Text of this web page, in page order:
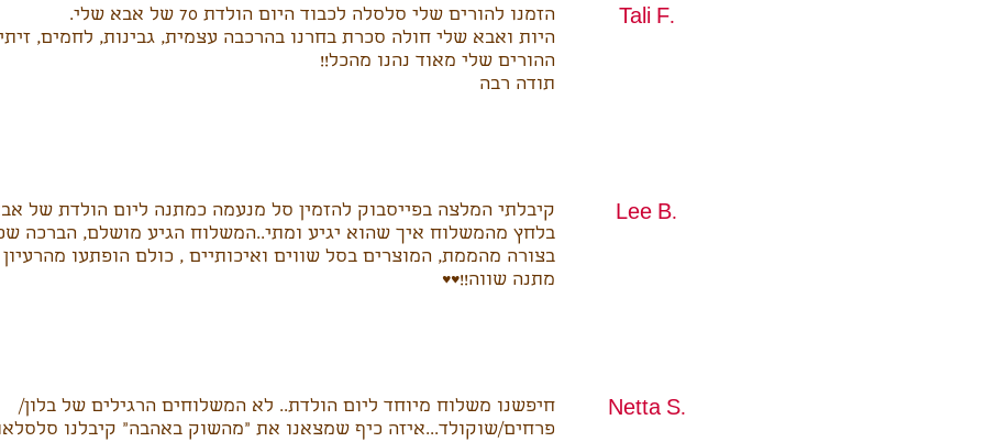
הזמנו להורים שלי סלסלה לכבוד היום הולדת 70 של אבא שלי.
היות ואבא שלי חולה סכרת בחרנו בהרכבה עצמית, גבינות, לחמים,
ההורים שלי מאוד נהנו מהכל!!
תודה רבה
Tali F.
קיבלתי המלצה בפייסבוק להזמין סל מנעמה כמתנה ליום הולדת של
בלחץ מהמשלוח איך שהוא יגיע ומתי..המשלוח הגיע מושלם, הברכה
בצורה מהממת, המוצרים בסל שווים ואיכותיים , כולם הופתעו
מתנה שווה!!♥️♥️
Lee B.
חיפשנו משלוח מיוחד ליום הולדת.. לא המשלוחים הרגילים של בלון/
פרחים/שוקולד...איזה כיף שמצאנו את "מהשוק באהבה" קיבלנו
Netta S.